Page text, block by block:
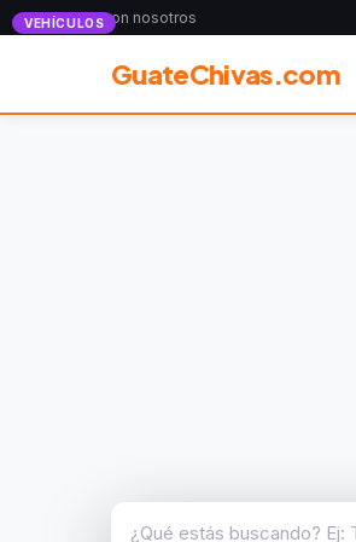
Anunciate con nosotros
GuateChivas.com
VEHÍCULOS